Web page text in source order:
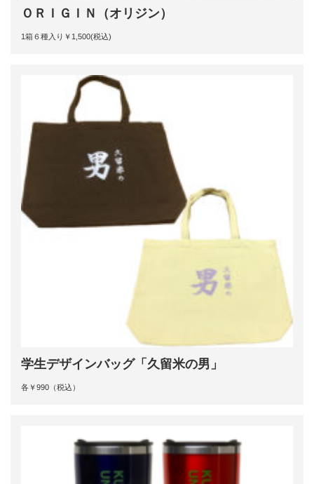
ＯＲＩＧＩＮ（オリジン）
1箱６種入り￥1,500(税込)
学生デザインバッグ「久留米の男」
各￥990（税込）